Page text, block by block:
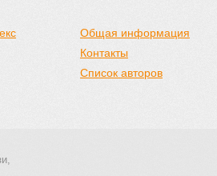
Общая информация
Контакты
Список авторов